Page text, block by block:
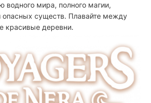
водного мира, полного магии,
опасных существ. Плавайте между
красивые деревни.